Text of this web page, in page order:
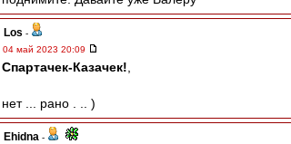
Los -
04 май 2023 20:09
Спартачек-Казачек!
нет ... рано . .. )
Ehidna -